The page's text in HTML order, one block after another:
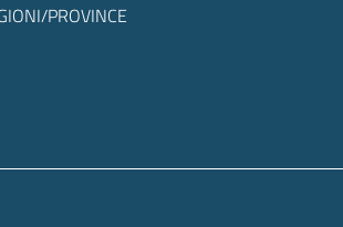
PROVINCE